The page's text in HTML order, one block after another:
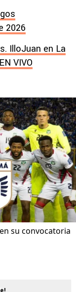
2026
IlloJuan en La
VIVO
su convocatoria